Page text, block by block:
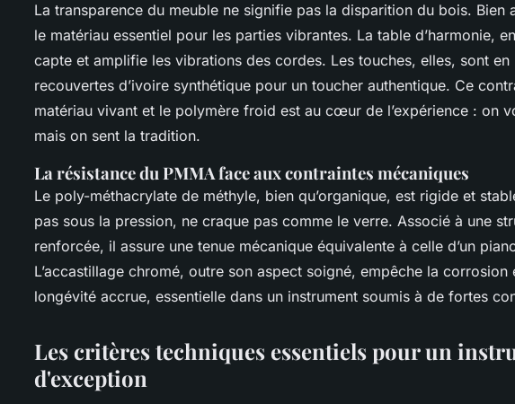
La transparence du meuble ne signifie pas la disparition du bois. Bien
le matériau essentiel pour les parties vibrantes. La table d’harmonie,
capte et amplifie les vibrations des cordes. Les touches, elles, sont
recouvertes d’ivoire synthétique pour un toucher authentique. Ce
matériau vivant et le polymère froid est au cœur de l’expérience : on
mais on sent la tradition.
La résistance du PMMA face aux contraintes mécaniques
Le poly-méthacrylate de méthyle, bien qu’organique, est rigide et
pas sous la pression, ne craque pas comme le verre. Associé à une
renforcée, il assure une tenue mécanique équivalente à celle d’un
L’accastillage chromé, outre son aspect soigné, empêche la corrosion
longévité accrue, essentielle dans un instrument soumis à de fortes
Les critères techniques essentiels pour un
d'exception